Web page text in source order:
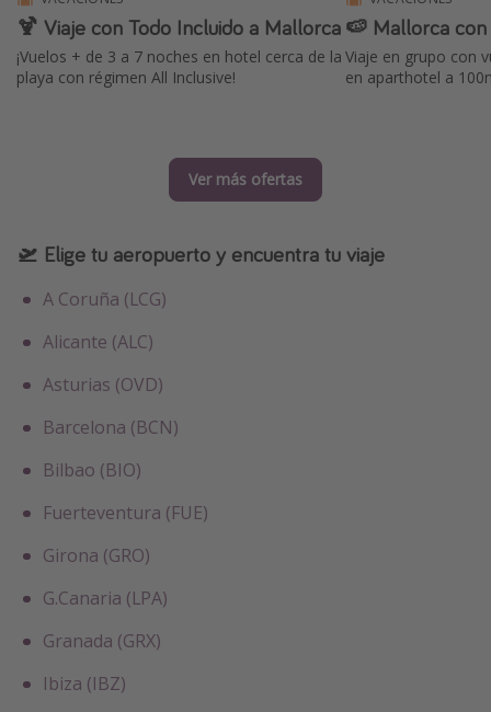
Parques de atracciones
Viaja con musicales
El Rey León el musical
Eventos deportivos
🍹 Viaje con Todo Incluido a Mallorca
¡Vuelos + de 3 a 7 noches en hotel cerca de la
playa con régimen All Inclusive!
🍉 Mallorca
Viaje en grupo con
en aparthotel a
Ver más ofertas
🛫 Elige tu aeropuerto y encuentra tu viaje
A Coruña (LCG)
Alicante (ALC)
Asturias (OVD)
Barcelona (BCN)
Bilbao (BIO)
Fuerteventura (FUE)
Girona (GRO)
G.Canaria (LPA)
Granada (GRX)
Ibiza (IBZ)